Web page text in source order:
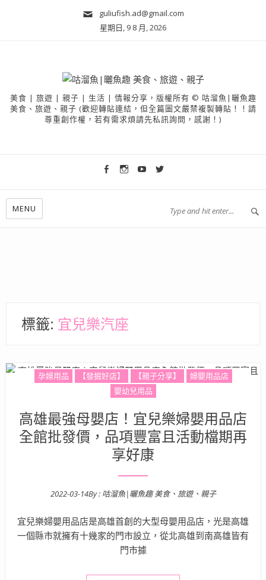
guliufish.ad@gmail.com
星期日, 9 8 月, 2026
美食 | 旅遊 | 親子 | 生活 | 情報分享，版權所有 © 咕溜魚|曬魚趣
美食、旅遊、親子 (歡迎轉貼連結，但全篇圖文嚴禁複製轉貼！！請
尊重創作權，若有需求煩請先私訊詢問，感謝！)
MENU
標籤: 宜兒樂汽座
孕婦用品 【發掘好店】 【親子分享】
婦嬰用品店
嬰幼兒用品
高雄最強母嬰店！宜兒樂婦嬰用品店
全館批發價，品項豐富且活動檔期再
享好康
Posted on
2022-03-14By : 咕溜魚|曬魚趣 美食、旅遊、親子
宜兒樂婦嬰用品店是高雄首創的大型母嬰用品店，光是高雄
一個縣市就擁有十幾家的門市設立，從北高雄到南高雄皆有
門市據